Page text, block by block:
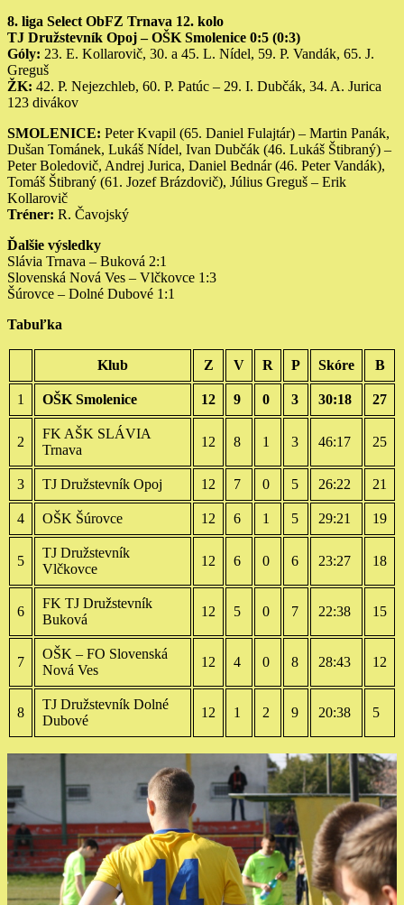
8. liga Select ObFZ Trnava 12. kolo
TJ Družstevník Opoj – OŠK Smolenice 0:5 (0:3)
Góly: 23. E. Kollarovič, 30. a 45. L. Nídel, 59. P. Vandák, 65. J.
Greguš
ŽK: 42. P. Nejezchleb, 60. P. Patúc – 29. I. Dubčák, 34. A. Jurica
123 divákov
SMOLENICE: Peter Kvapil (65. Daniel Fulajtár) – Martin Panák,
Dušan Tománek, Lukáš Nídel, Ivan Dubčák (46. Lukáš Štibraný) –
Peter Boledovič, Andrej Jurica, Daniel Bednár (46. Peter Vandák),
Tomáš Štibraný (61. Jozef Brázdovič), Július Greguš – Erik
Kollarovič
Tréner: R. Čavojský
Ďalšie výsledky
Slávia Trnava – Buková 2:1
Slovenská Nová Ves – Vlčkovce 1:3
Šúrovce – Dolné Dubové 1:1
Tabuľka
Klub Z V R P Skóre B
1 OŠK Smolenice 12 9 0 3 30:18 27
2
FK AŠK SLÁVIA
Trnava
12 8 1 3 46:17 25
3 TJ Družstevník Opoj 12 7 0 5 26:22 21
4 OŠK Šúrovce 12 6 1 5 29:21 19
5
TJ Družstevník
Vlčkovce
12 6 0 6 23:27 18
6
FK TJ Družstevník
Buková
12 5 0 7 22:38 15
7
OŠK – FO Slovenská
Nová Ves
12 4 0 8 28:43 12
8
TJ Družstevník Dolné
Dubové
12 1 2 9 20:38 5